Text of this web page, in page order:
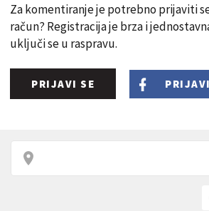
Za komentiranje je potrebno prijaviti
račun? Registracija je brza i
uključi se u raspravu.
PRIJAVI SE